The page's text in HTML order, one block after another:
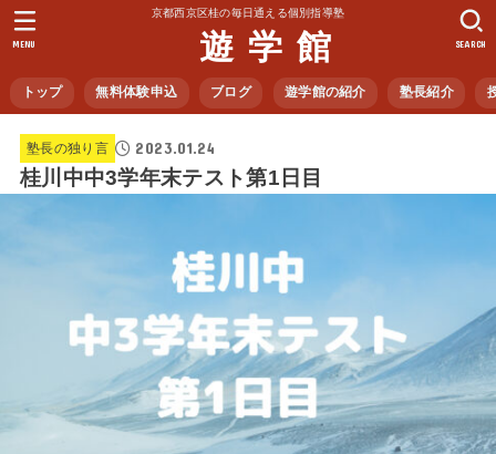
京都西京区桂の毎日通える個別指導塾
遊 学 館
トップ 無料体験申込 ブログ 遊学館の紹介 塾長紹介
SEARCH
MENU
塾長の独り言 2023.01.24
桂川中中3学年末テスト第1日目